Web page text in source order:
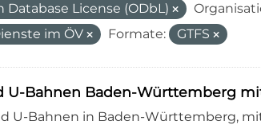
License (ODbL)
im ÖV
Formate: GTFS
U-Bahnen Baden-Württemberg
U-Bahnen in Baden-Württemberg,